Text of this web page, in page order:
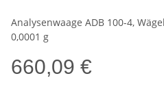
Analysenwaage ADB 100-4,
0,0001 g
660,09 €